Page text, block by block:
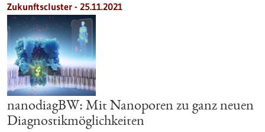
Zukunftscluster - 25.11.2021
nanodiagBW: Mit Nanoporen zu ganz neuen
Diagnostikmöglichkeiten